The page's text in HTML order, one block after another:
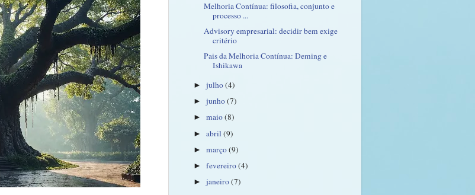
Melhoria Contínua: filosofia, conjunto e
processo ...
Advisory empresarial: decidir bem exige
critério
Pais da Melhoria Contínua: Deming e
Ishikawa
►julho(4)
►junho(7)
►maio(8)
►abril(9)
►março(9)
►fevereiro(4)
►janeiro(7)